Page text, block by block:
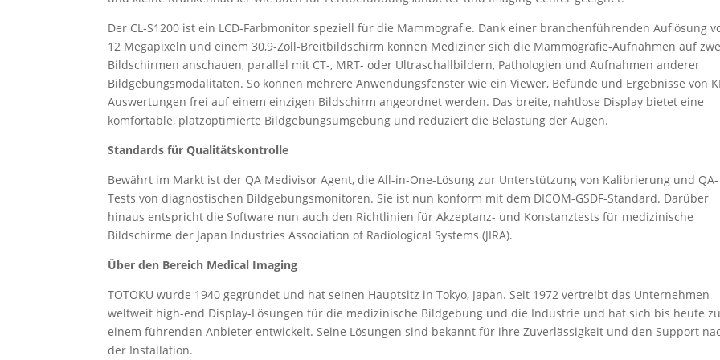
Der CL-S1200 ist ein LCD-Farbmonitor speziell für die Mammografie. Dank einer branchenführenden Auflösung
12 Megapixeln und einem 30,9-Zoll-Breitbildschirm können Mediziner sich die Mammografie-Aufnahmen auf
Bildschirmen anschauen, parallel mit CT-, MRT- oder Ultraschallbildern, Pathologien und Aufnahmen anderer
Bildgebungsmodalitäten. So können mehrere Anwendungsfenster wie ein Viewer, Befunde und Ergebnisse von
Auswertungen frei auf einem einzigen Bildschirm angeordnet werden. Das breite, nahtlose Display bietet eine
komfortable, platzoptimierte Bildgebungsumgebung und reduziert die Belastung der Augen.
Standards für Qualitätskontrolle
Bewährt im Markt ist der QA Medivisor Agent, die All-in-One-Lösung zur Unterstützung von Kalibrierung und QA-
Tests von diagnostischen Bildgebungsmonitoren. Sie ist nun konform mit dem DICOM-GSDF-Standard. Darüber
hinaus entspricht die Software nun auch den Richtlinien für Akzeptanz- und Konstanztests für medizinische
Bildschirme der Japan Industries Association of Radiological Systems (JIRA).
Über den Bereich Medical Imaging
TOTOKU wurde 1940 gegründet und hat seinen Hauptsitz in Tokyo, Japan. Seit 1972 vertreibt das Unternehmen
weltweit high-end Display-Lösungen für die medizinische Bildgebung und die Industrie und hat sich bis heute zu
einem führenden Anbieter entwickelt. Seine Lösungen sind bekannt für ihre Zuverlässigkeit und den Support
der Installation.